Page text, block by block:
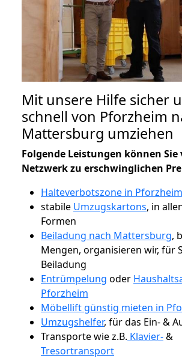
Mit unsere Hilfe sicher
schnell von Pforzheim
Mattersburg umziehen
Folgende Leistungen können Sie
Netzwerk zu erschwinglichen
Halteverbotszone in Pforzheim
stabile Umzugskartons, in
Formen
Beiladung nach Mattersburg,
Mengen, organisieren wir, für
Beiladung
Entrümpelung oder
Pforzheim
Möbellift günstig mieten in
Umzugshelfer, für das Ein- &
Transporte wie z.B. Klavier-&
Tresortransport